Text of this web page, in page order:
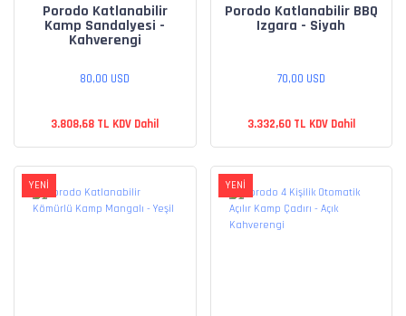
Porodo Katlanabilir
Kamp Sandalyesi -
Kahverengi
80,00 USD
3.808,68 TL KDV Dahil
Porodo Katlanabilir BBQ
Izgara - Siyah
70,00 USD
3.332,60 TL KDV Dahil
YENİ YENİ